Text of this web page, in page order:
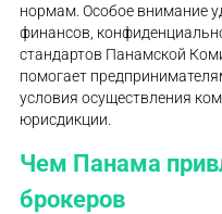
нормам. Особое внимание
финансов,
стандартов Панамской
помогает
условия осуществления
юрисдикции.
Чем Панама
брокеров